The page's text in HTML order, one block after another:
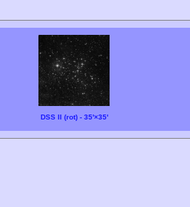
DSS II (rot) - 35'×35'